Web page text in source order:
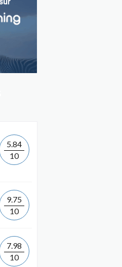
5.84
10
9.75
10
7.98
10